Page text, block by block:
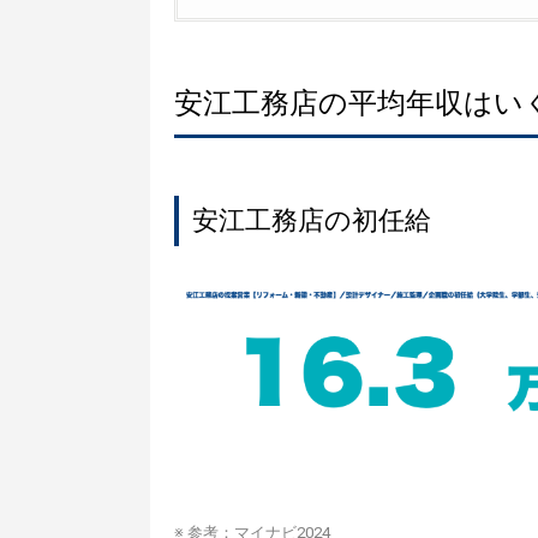
安江工務店の平均年収はい
安江工務店の初任給
※ 参考： マイナビ2024